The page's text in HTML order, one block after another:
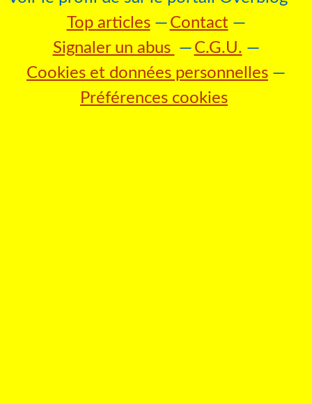
Top articles
Contact
Signaler un abus
C.G.U.
Cookies et données personnelles
Préférences cookies